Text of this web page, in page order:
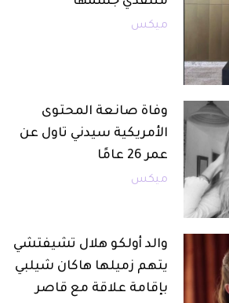
ميكس
وفاة صانعة المحتوى
الأمريكية سيدني تاول عن
عمر 26 عامًا
ميكس
والد أولكو هلال تشيفتشي
يتهم زميلها هاكان شيلبي
بإقامة علاقة مع قاصر